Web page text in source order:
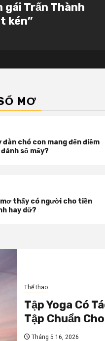
gái Trấn Thành
kén”
MƠ
đàn chó con mang đến điềm
số mấy?
mơ thấy có người cho tiền
hay dữ?
Thể thao
Tập Yoga Có
Tập Chuẩn
Tháng 5 16, 2026